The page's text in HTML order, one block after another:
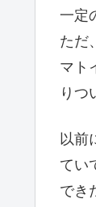
一定
ただ
マト
りつ
以前
てい
でき